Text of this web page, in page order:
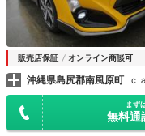
販売店保証 オンライン商談可
沖縄県島尻郡南風原町
まず
無料通